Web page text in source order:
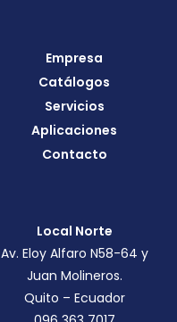
Empresa
Catálogos
Servicios
Aplicaciones
Contacto
Local Norte
Av. Eloy Alfaro N58-64 y
Juan Molineros.
Quito – Ecuador